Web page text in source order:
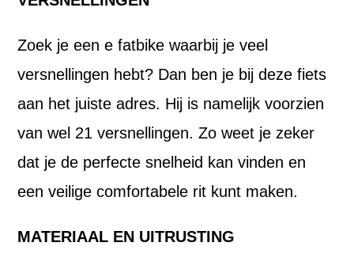
Zoek je een e fatbike waarbij je veel
versnellingen hebt? Dan ben je bij deze fiets
aan het juiste adres. Hij is namelijk voorzien
van wel 21 versnellingen. Zo weet je zeker
dat je de perfecte snelheid kan vinden en
een veilige comfortabele rit kunt maken.
MATERIAAL EN UITRUSTING